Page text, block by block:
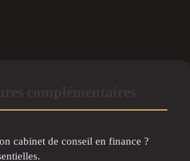
cabinet de conseil en finance ?